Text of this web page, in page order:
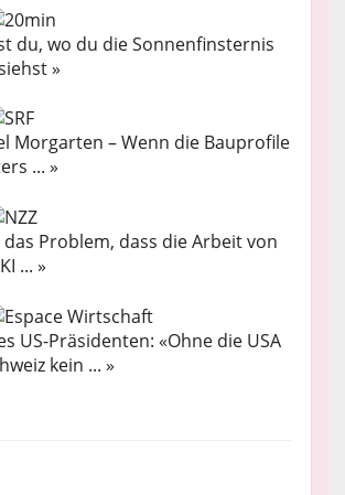
du, wo du die Sonnenfinsternis
»
Morgarten – Wenn die Bauprofile
... »
Problem, dass die Arbeit von
... »
US-Präsidenten: «Ohne die USA
kein ... »